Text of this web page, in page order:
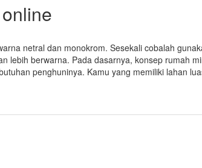
netral dan monokrom. Sesekali cobalah
lebih berwarna. Pada dasarnya, konsep rumah
penghuninya. Kamu yang memiliki lahan